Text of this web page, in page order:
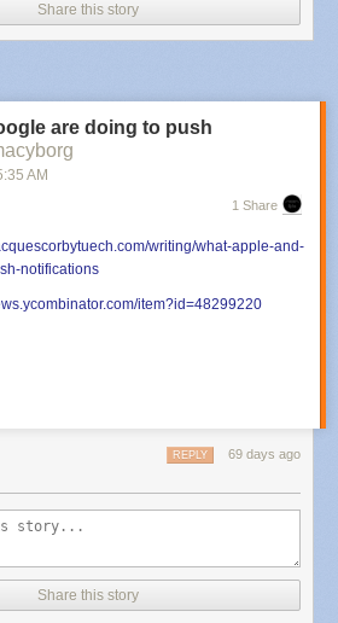
Share this story
are doing to push
AM
1 Share
writing/what-apple-and-
notifications
item?id=48299220
69 days ago
REPLY
Share this story